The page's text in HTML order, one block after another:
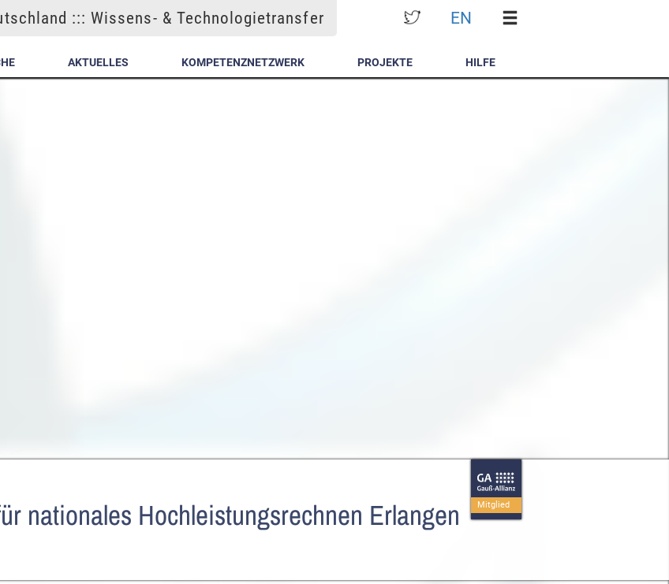
::: Wissens- & Technologietransfer EN
AKTUELLES KOMPETENZNETZWERK PROJEKTE HILFE
nationales Hochleistungsrechnen Erlangen
Mitglied